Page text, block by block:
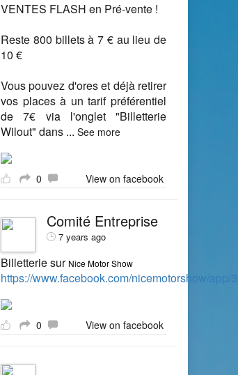
07
Vers une hausse
contrôles Urssaf ?
VENTES FLASH en Pré-vente !
Reste 800 billets à 7 € au lieu de
10 €
Vous pouvez d'ores et déjà retirer
vos places à un tarif préférentiel
de 7€ via l'onglet "Billetterie
Wilout" dans ... See more
0 View on facebook
Comité Entreprise
7 years ago
Billetterie sur Nice Motor Show
https://www.facebook.com/nicemotorshow/app/
0 View on facebook